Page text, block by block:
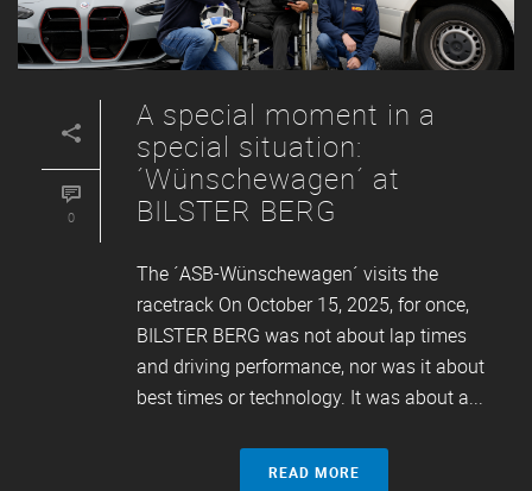
0
A special moment in a
special situation:
´Wünschewagen´ at
BILSTER BERG
The ´ASB-Wünschewagen´ visits the
racetrack On October 15, 2025, for once,
BILSTER BERG was not about lap times
and driving performance, nor was it about
best times or technology. It was about a...
READ MORE